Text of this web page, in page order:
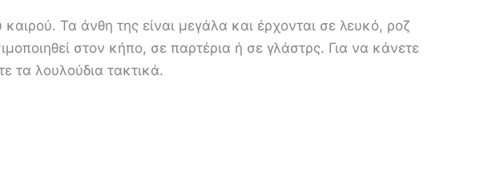
Τα άνθη της είναι μεγάλα και έρχονται σε λευκό, ροζ
στον κήπο, σε παρτέρια ή σε γλάστρς. Για να κάνετε
τα λουλούδια τακτικά.